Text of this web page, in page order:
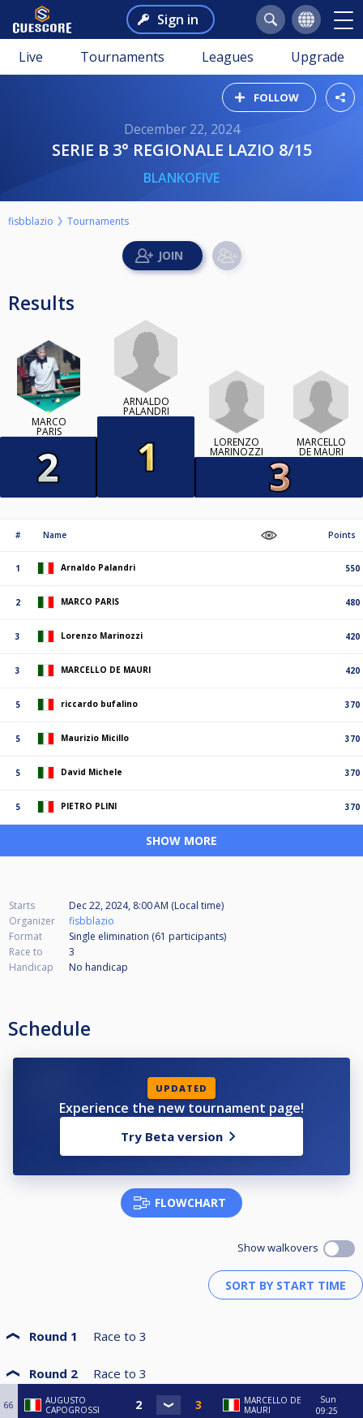
Sign in
Live Tournaments Leagues Upgrade
FOLLOW
December 22, 2024
SERIE B 3° REGIONALE LAZIO 8/15
BLANKOFIVE
fisbblazio Tournaments
Results
MARCO
PARIS
ARNALDO
PALANDRI
LORENZO
MARINOZZI
MARCELLO
DE MAURI
# Name Points
1 Arnaldo Palandri 550
2 MARCO PARIS 480
3 Lorenzo Marinozzi 420
3 MARCELLO DE MAURI 420
5 riccardo bufalino 370
5 Maurizio Micillo 370
5 David Michele 370
5 PIETRO PLINI 370
SHOW MORE
Starts
Dec 22, 2024, 8:00 AM (Local time)
Organizer
fisbblazio
Format
Single elimination (61 participants)
Race to
3
Handicap
No handicap
Schedule
UPDATED
Experience the new tournament page!
Try Beta version
FLOWCHART
Show walkovers
Round 1 Race to 3
Round 2 Race to 3
66
AUGUSTO
CAPOGROSSI
MARCELLO DE
MAURI
Sun
09:25